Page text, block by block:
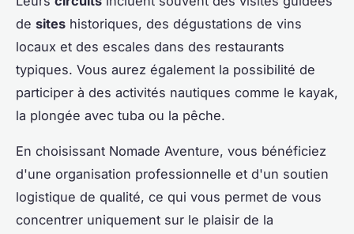
de sites historiques, des dégustations de vins
locaux et des escales dans des restaurants
typiques. Vous aurez également la possibilité de
participer à des activités nautiques comme le kayak,
la plongée avec tuba ou la pêche.
En choisissant Nomade Aventure, vous bénéficiez
d'une organisation professionnelle et d'un soutien
logistique de qualité, ce qui vous permet de vous
concentrer uniquement sur le plaisir de la